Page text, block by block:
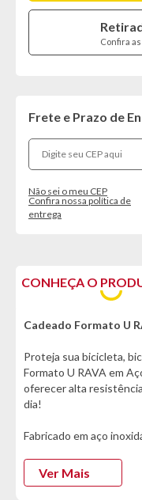
Confira
Frete e Prazo de
Não sei o meu CEP
Confira nossa política de
entrega
CONHEÇA O
Cadeado Formato U
Proteja sua bicicleta,
Formato U RAVA em
oferecer alta
dia!
Fabricado em aço
revestimento em
pintura do veículo.
Ver Mais